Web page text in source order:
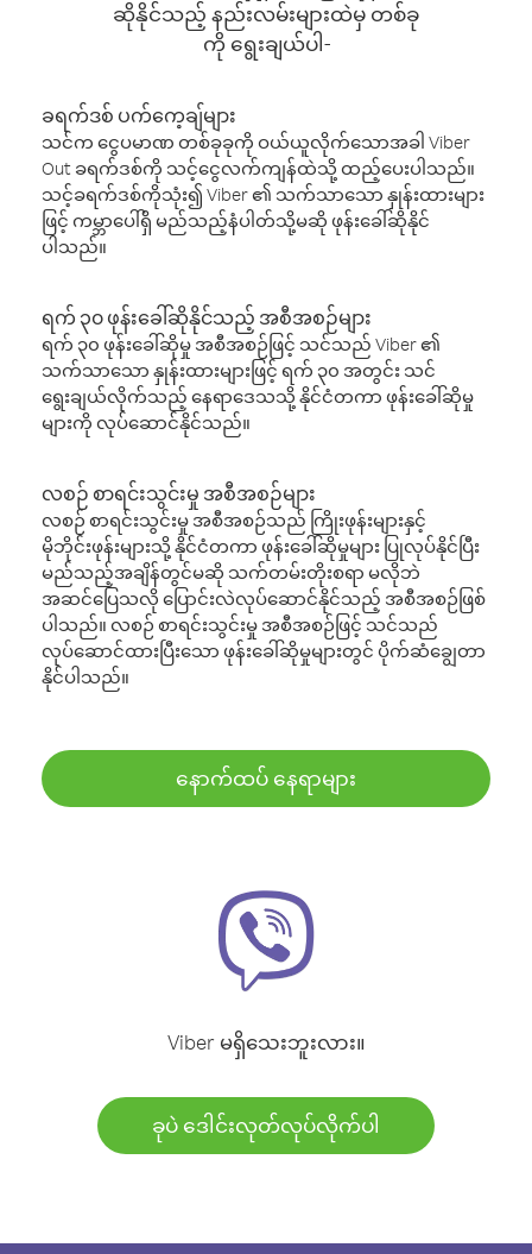
ဆိုနိုင်သည့် နည်းလမ်းများထဲမှ တစ်ခု
ကို ရွေးချယ်ပါ-
ခရက်ဒစ် ပက်ကေ့ချ်များ
သင်က ငွေပမာဏ တစ်ခုခုကို ဝယ်ယူလိုက်သောအခါ Viber
Out ခရက်ဒစ်ကို သင့်ငွေလက်ကျန်ထဲသို့ ထည့်ပေးပါသည်။
သင့်ခရက်ဒစ်ကိုသုံး၍ Viber ၏ သက်သာသော နှုန်းထားများ
ဖြင့် ကမ္ဘာပေါ်ရှိ မည်သည့်နံပါတ်သို့မဆို ဖုန်းခေါ်ဆိုနိုင်
ပါသည်။
ရက် ၃၀ ဖုန်းခေါ်ဆိုနိုင်သည့် အစီအစဉ်များ
ရက် ၃၀ ဖုန်းခေါ်ဆိုမှု အစီအစဉ်ဖြင့် သင်သည် Viber ၏
သက်သာသော နှုန်းထားများဖြင့် ရက် ၃၀ အတွင်း သင်
ရွေးချယ်လိုက်သည့် နေရာဒေသသို့ နိုင်ငံတကာ ဖုန်းခေါ်ဆိုမှု
များကို လုပ်ဆောင်နိုင်သည်။
လစဉ် စာရင်းသွင်းမှု အစီအစဉ်များ
လစဉ် စာရင်းသွင်းမှု အစီအစဉ်သည် ကြိုးဖုန်းများနှင့်
မိုဘိုင်းဖုန်းများသို့ နိုင်ငံတကာ ဖုန်းခေါ်ဆိုမှုများ ပြုလုပ်နိုင်ပြီး
မည်သည့်အချိန်တွင်မဆို သက်တမ်းတိုးစရာ မလိုဘဲ
အဆင်ပြေသလို ပြောင်းလဲလုပ်ဆောင်နိုင်သည့် အစီအစဉ်ဖြစ်
ပါသည်။ လစဉ် စာရင်းသွင်းမှု အစီအစဉ်ဖြင့် သင်သည်
လုပ်ဆောင်ထားပြီးသော ဖုန်းခေါ်ဆိုမှုများတွင် ပိုက်ဆံချွေတာ
နိုင်ပါသည်။
နောက်ထပ် နေရာများ
Viber မရှိသေးဘူးလား။
ခုပဲ ဒေါင်းလုတ်လုပ်လိုက်ပါ